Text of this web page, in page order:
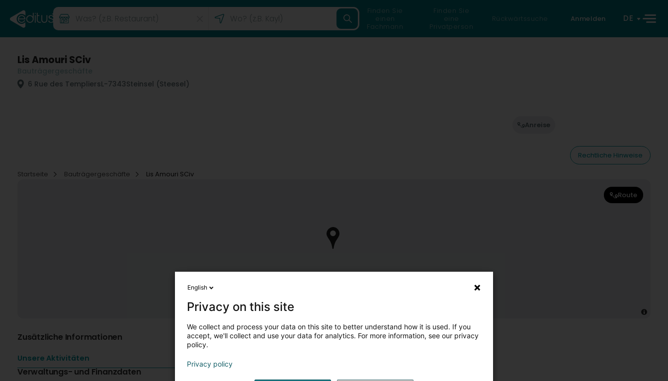
Finden Sie
einen
Fachmann
Finden Sie
eine
Privatperson
Rückwärtssuche Anmelden DE
Lis Amouri SCiv
6 Rue des TempliersL-7343Steinsel (Steesel)
Anreise
Rechtliche Hinweise
Startseite
Bauträgergeschäfte Lis Amouri SCiv
Route
Zusätzliche Informationen
Unsere Aktivitäten
Verwaltungs- und Finanzdaten
English
Privacy on this site
We collect and process your data on this site to better understand how it is used. If you
accept, we'll collect and use your data for analytics. For more information, see our privacy
policy.
Privacy policy